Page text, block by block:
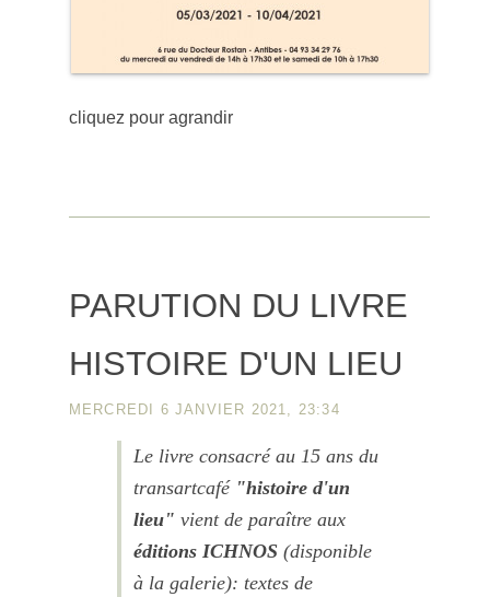
cliquez pour agrandir
PARUTION DU LIVRE
HISTOIRE D'UN LIEU
MERCREDI 6 JANVIER 2021, 23:34
Le livre consacré au 15 ans du
transartcafé "histoire d'un
lieu" vient de paraître aux
éditions ICHNOS(disponible
à la galerie): textes de